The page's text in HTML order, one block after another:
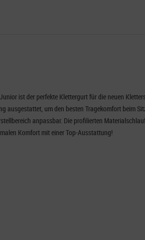
ist der perfekte Klettergurt für die neuen
ausgestattet, um den besten Tragekomfort beim
anpassbar. Die profilierten
Komfort mit einer Top-Ausstattung!